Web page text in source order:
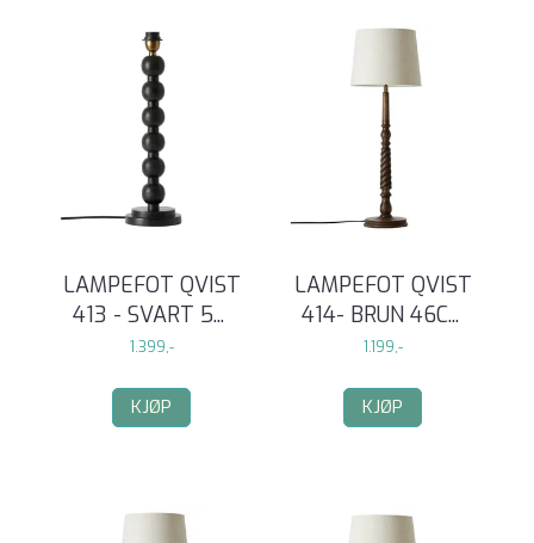
LAMPEFOT QVIST
413 - SVART 5...
1.399,-
KJØP
LAMPEFOT QVIST
414- BRUN 46C...
1.199,-
KJØP